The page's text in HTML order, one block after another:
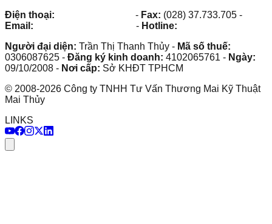
Điện thoại:
- Fax: (028) 37.733.705 -
Email:
- Hotline:
Người đại diện: Trần Thị Thanh Thủy - Mã số thuế:
0306087625 - Đăng ký kinh doanh: 4102065761 - Ngày:
09/10/2008 - Nơi cấp: Sở KHĐT TPHCM
© 2008-2026 Công ty TNHH Tư Vấn Thương Mai Kỹ Thuật
Mai Thủy
LINKS